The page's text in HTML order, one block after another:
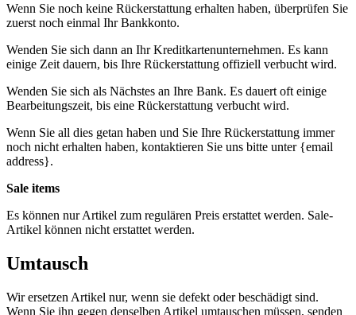
Wenn Sie noch keine Rückerstattung erhalten haben, überprüfen Sie
zuerst noch einmal Ihr Bankkonto.
Wenden Sie sich dann an Ihr Kreditkartenunternehmen. Es kann
einige Zeit dauern, bis Ihre Rückerstattung offiziell verbucht wird.
Wenden Sie sich als Nächstes an Ihre Bank. Es dauert oft einige
Bearbeitungszeit, bis eine Rückerstattung verbucht wird.
Wenn Sie all dies getan haben und Sie Ihre Rückerstattung immer
noch nicht erhalten haben, kontaktieren Sie uns bitte unter {email
address}.
Sale items
Es können nur Artikel zum regulären Preis erstattet werden. Sale-
Artikel können nicht erstattet werden.
Umtausch
Wir ersetzen Artikel nur, wenn sie defekt oder beschädigt sind.
Wenn Sie ihn gegen denselben Artikel umtauschen müssen, senden